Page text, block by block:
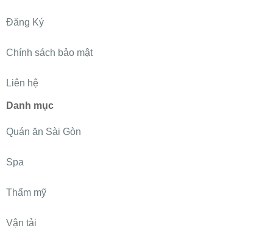
Đăng Ký
Chính sách bảo mật
Liên hệ
Danh mục
Quán ăn Sài Gòn
Spa
Thẩm mỹ
Vận tải